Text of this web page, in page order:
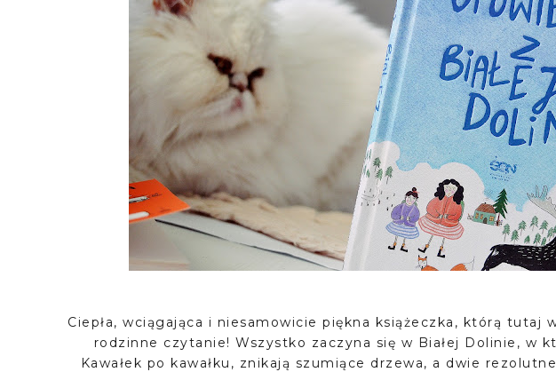
Ciepła, wciągająca i niesamowicie piękna książeczka, którą tutaj
rodzinne czytanie! Wszystko zaczyna się w Białej Dolinie, w
Kawałek po kawałku, znikają szumiące drzewa, a dwie